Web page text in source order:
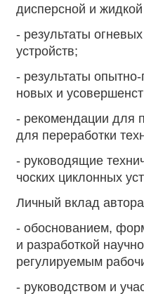
дисперсной и
- результаты
устройств;
- результаты
новых и
- рекомендации для
для переработки
- руководящие
чоских циклонных
Личный вклад
- обоснованием,
и разработкой
регулируемым
- руководством и